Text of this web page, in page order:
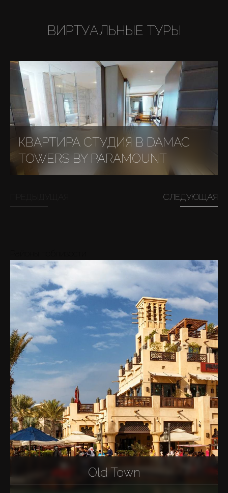
ВИРТУАЛЬНЫЕ ТУРЫ
КВАРТИРА СТУДИЯ В DAMAC
TOWERS BY PARAMOUNT
СЛЕДУЮЩАЯ
Old Town